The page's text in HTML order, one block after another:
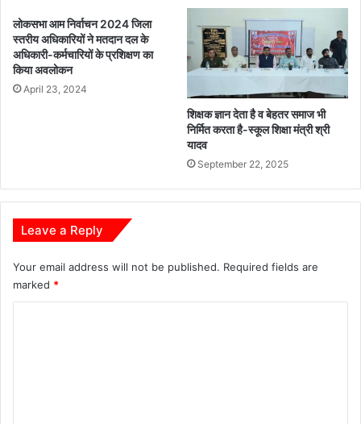
ह
चा
ल
रु
प
स
म
न
लोकसभा आम निर्वाचन 2024 जिला
स्तरीय अधिकारियों ने मतदान दल के
अधिकारी-कर्मचारियों के प्रशिक्षण का
किया अवलोकन
April 23, 2024
शिक्षक ज्ञान देता है व बेहतर समाज भी
निर्मित करता है-स्कूल शिक्षा मंत्री श्री
यादव
September 22, 2025
Leave a Reply
Your email address will not be published. Required fields are
marked *